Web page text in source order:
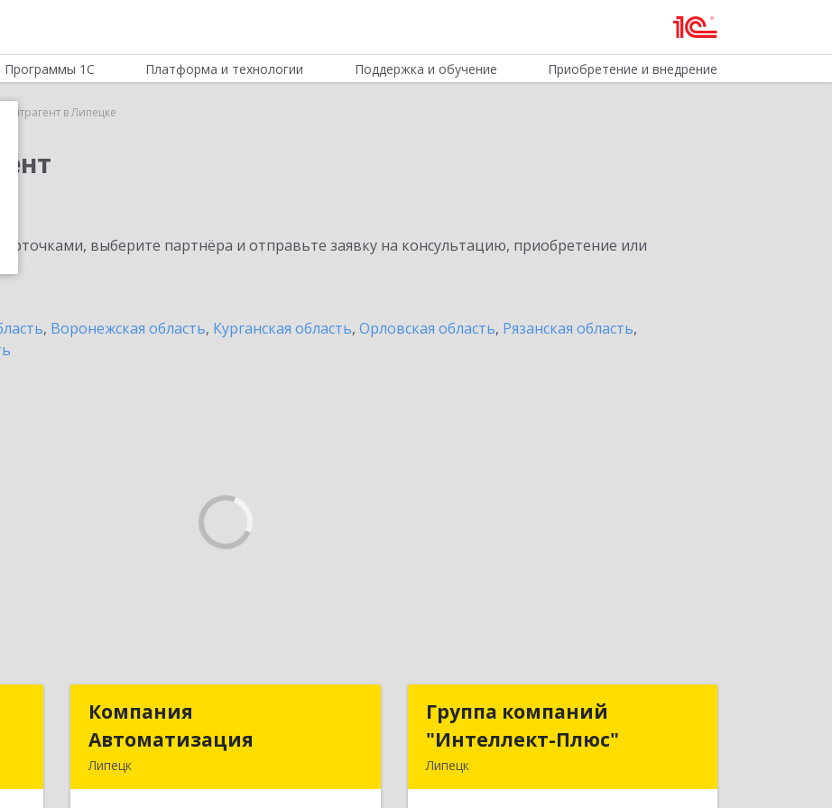
Программы 1С Платформа и технологии Поддержка и обучение Приобретение и внедрение
в Липецке
выберите партнёра и отправьте заявку на консультацию, приобретение или
, Воронежская область, Курганская область, Орловская область, Рязанская область,
г,
Компания
Автоматизация
Липецк
Автоматизация
Группа компаний
"Интеллект-Плюс"
Липецк
Группа компаний
"Интеллект-Плюс"